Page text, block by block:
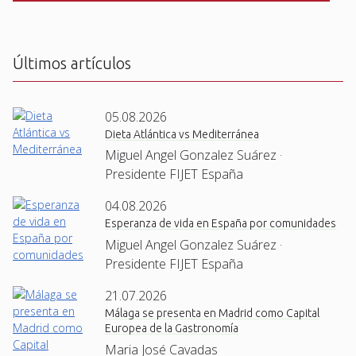
Últimos artículos
05.08.2026
Dieta Atlántica vs Mediterránea
Miguel Angel Gonzalez Suárez ·
Presidente FIJET España
04.08.2026
Esperanza de vida en España por comunidades
Miguel Angel Gonzalez Suárez ·
Presidente FIJET España
21.07.2026
Málaga se presenta en Madrid como Capital
Europea de la Gastronomía
Maria José Cavadas